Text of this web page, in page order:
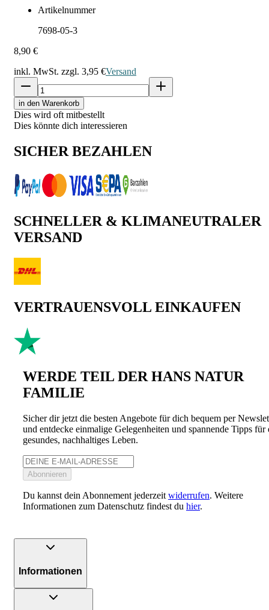
Artikelnummer
7698-05-3
8,90 €
inkl. MwSt. zzgl. 3,95 €Versand
in den Warenkorb
Dies wird oft mitbestellt
Dies könnte dich interessieren
SICHER BEZAHLEN
SCHNELLER & KLIMANEUTRALER
VERSAND
VERTRAUENSVOLL EINKAUFEN
WERDE TEIL DER HANS NATUR
FAMILIE
Sicher dir jetzt die besten Angebote für dich bequem per
und entdecke einmalige Gelegenheiten und spannende Tipps für
gesundes, nachhaltiges Leben.
Abonnieren
Du kannst dein Abonnement jederzeit widerrufen. Weitere
Informationen zum Datenschutz findest du hier.
Informationen